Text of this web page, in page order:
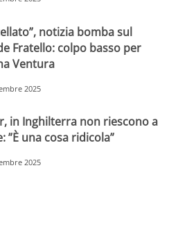
notizia bomba sul
Fratello: colpo basso per
Ventura
2025
in Inghilterra non riescono a
”È una cosa ridicola”
2025